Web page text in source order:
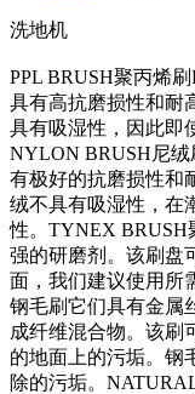
洗地机
PPL BRUSH聚丙烯
具有高抗磨损性和耐
具有吸湿性，因此即
NYLON BRUSH尼
有极好的抗磨损性和
绒不具有吸湿性，在
性。TYNEX BRUSH
强的研磨剂。该刷盘
面，我们建议使用所
钢毛刷它们具有金属
成纤维混合物。该刷
的地面上的污垢。钢
除的污垢。